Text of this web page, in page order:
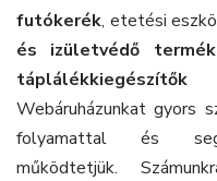
futókerék, etetési
és izületvédő
táplálékkiegészítők
Webáruházunkat gyors
folyamattal és
működtetjük.